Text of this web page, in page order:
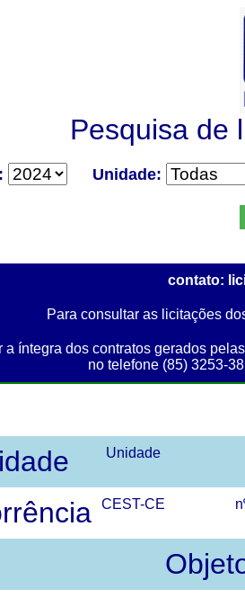
Pesquisa de
Unidade:
contato:
Para consultar as licitações
a íntegra dos contratos gerados
no telefone (85) 3253-
Unidade
CEST-CE